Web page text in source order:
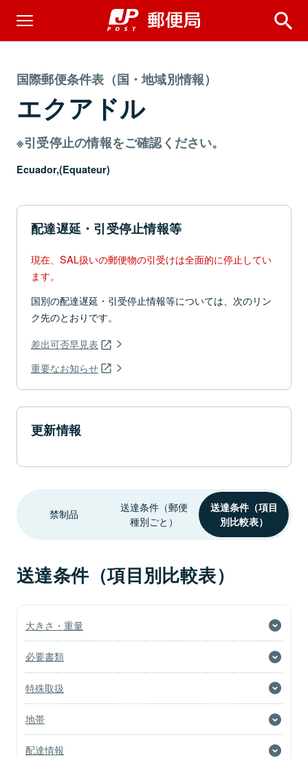
国際郵便条件表（国・地域別情報）
エクアドル
※引受停止の情報をご確認ください。
Ecuador,(Equateur)
配達遅延・引受停止情報等
現在、SAL扱いの郵便物の引受けは全面的に停止してい
ます。
国別の配達遅延・引受停止情報等については、次のリン
ク先のとおりです。
差出可否早見表
重要なお知らせ
更新情報
禁制品
送達条件（郵便
種別ごと）
送達条件（項目
別比較表）
送達条件（項目別比較表）
大きさ・重量
必要書類
特殊取扱
地帯
配達情報